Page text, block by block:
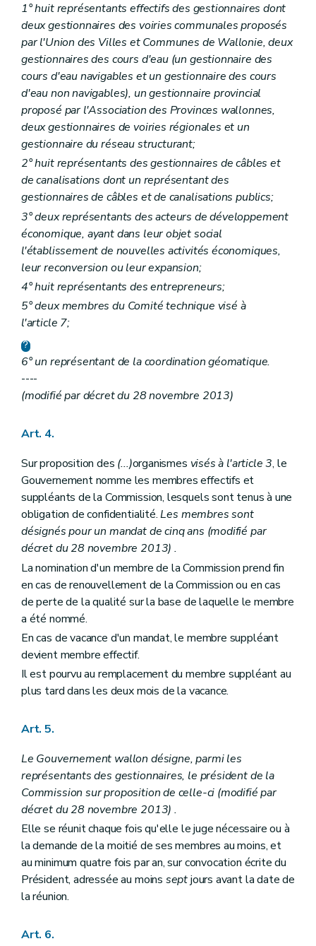
1° huit représentants effectifs des gestionnaires dont
deux gestionnaires des voiries communales proposés
par l'Union des Villes et Communes de Wallonie, deux
gestionnaires des cours d'eau (un gestionnaire des
cours d'eau navigables et un gestionnaire des cours
d'eau non navigables), un gestionnaire provincial
proposé par l'Association des Provinces wallonnes,
deux gestionnaires de voiries régionales et un
gestionnaire du réseau structurant;
2° huit représentants des gestionnaires de câbles et
de canalisations dont un représentant des
gestionnaires de câbles et de canalisations publics;
3° deux représentants des acteurs de développement
économique, ayant dans leur objet social
l'établissement de nouvelles activités économiques,
leur reconversion ou leur expansion;
4° huit représentants des entrepreneurs;
5° deux membres du Comité technique visé à
l'article 7;
6° un représentant de la coordination géomatique.
----
(modifié par décret du 28 novembre 2013)
Art. 4.
Sur proposition des (...)organismes visés à l'article 3, le
Gouvernement nomme les membres effectifs et
suppléants de la Commission, lesquels sont tenus à une
obligation de confidentialité.Les membres sont
désignés pour un mandat de cinq ans (modifié par
décret du 28 novembre 2013) .
La nomination d'un membre de la Commission prend fin
en cas de renouvellement de la Commission ou en cas
de perte de la qualité sur la base de laquelle le membre
a été nommé.
En cas de vacance d'un mandat, le membre suppléant
devient membre effectif.
Il est pourvu au remplacement du membre suppléant au
plus tard dans les deux mois de la vacance.
Art. 5.
Le Gouvernement wallon désigne, parmi les
représentants des gestionnaires, le président de la
Commission sur proposition de celle-ci (modifié par
décret du 28 novembre 2013) .
Elle se réunit chaque fois qu'elle le juge nécessaire ou à
la demande de la moitié de ses membres au moins, et
au minimum quatre fois par an, sur convocation écrite du
Président, adressée au moins septjours avant la date de
la réunion.
Art. 6.